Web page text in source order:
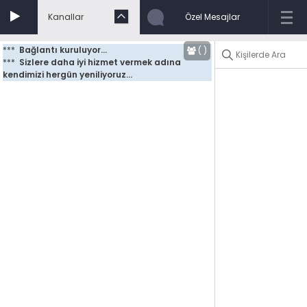
Kanallar Özel Mesajlar
( )
*** Bağlantı kuruluyor...
*** Sizlere daha iyi hizmet vermek adına
kendimizi hergün yeniliyoruz...